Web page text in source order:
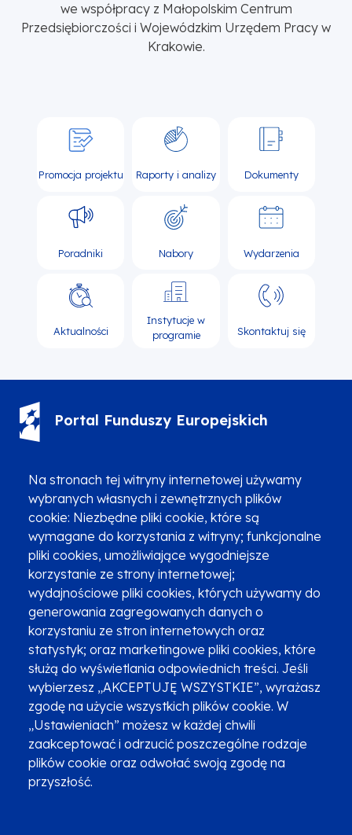
Na stronach tej witryny internetowej używamy
wybranych własnych i zewnętrznych plików
cookie: Niezbędne pliki cookie, które są
wymagane do korzystania z witryny; funkcjonalne
pliki cookies, umożliwiające wygodniejsze
korzystanie ze strony internetowej;
wydajnościowe pliki cookies, których używamy do
generowania zagregowanych danych o
korzystaniu ze stron internetowych oraz
statystyk; oraz marketingowe pliki cookies, które
służą do wyświetlania odpowiednich treści. Jeśli
wybierzesz „AKCEPTUJĘ WSZYSTKIE”, wyrażasz
zgodę na użycie wszystkich plików cookie. W
„Ustawieniach” możesz w każdej chwili
zaakceptować i odrzucić poszczególne rodzaje
plików cookie oraz odwołać swoją zgodę na
przyszłość.
we współpracy z Małopolskim Centrum
Przedsiębiorczości i Wojewódzkim Urzędem Pracy w
Krakowie.
Promocja projektu Raporty i analizy Dokumenty
Poradniki Nabory Wydarzenia
Aktualności
Instytucje w
programie
Skontaktuj się
Portal Funduszy Europejskich
Zgłoszenia podejrzenia niezgodności z KPP i KPON
Newsletter
Fundusze SMS-em
Najczęściej zadawane pytania
Promocja projektu
Zobacz inne programy
Poznaj Fundusze 2014-2020
Deklaracja dostępności
Polityka prywatności
Przetwarzanie danych osobowych
Zgłoś błąd Mapa strony